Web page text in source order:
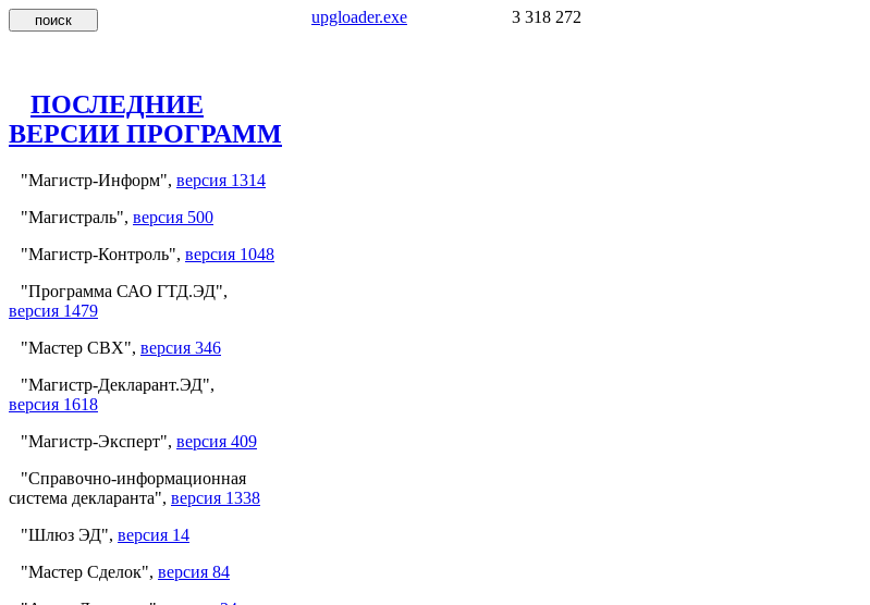
ПОСЛЕДНИЕ
ВЕРСИИ ПРОГРАММ
"Магистр-Информ", версия 1314
"Магистраль", версия 500
"Магистр-Контроль", версия 1048
"Программа САО ГТД.ЭД",
версия 1479
"Мастер СВХ", версия 346
"Магистр-Декларант.ЭД",
версия 1618
"Магистр-Эксперт", версия 409
"Справочно-информационная
система декларанта", версия 1338
"Шлюз ЭД", версия 14
"Мастер Сделок", версия 84
upgloader.exe
3 318 272